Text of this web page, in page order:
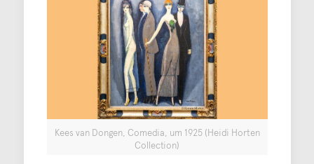
Kees van Dongen, Comedia, um 1925 (Heidi Horten
Collection)